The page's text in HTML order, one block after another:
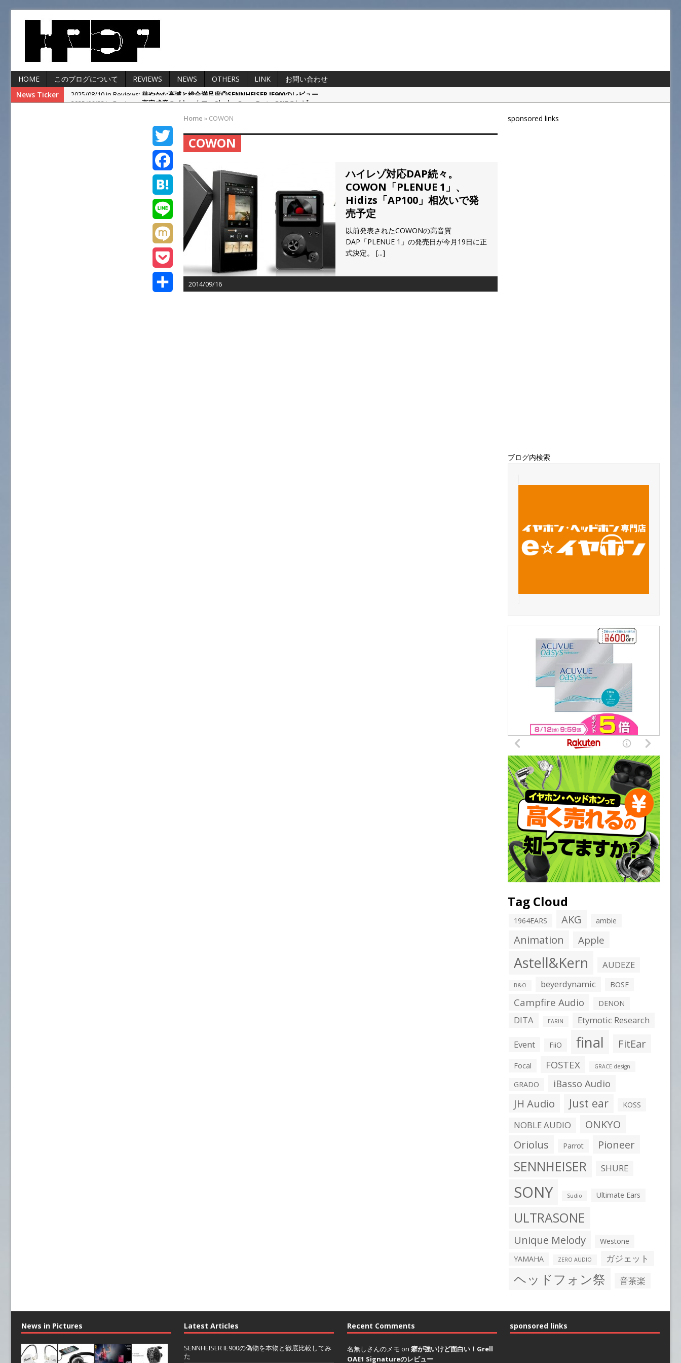
HOME このブログについて REVIEWS NEWS OTHERS LINK
お問い合わせ
News Ticker
2025/06/23 in Reviews: 高完成度のイヤーカフ、Shokz OpenDots ONEのレビュー
ゲオのレトロヘッドホンを本家ポタプロと比較レビュー・・・するまでもなかった
SENNHEISER IE900の偽物を本物と徹底比較してみた
華やかな高域と総合満足度◎SENNHEISER IE900のレビュー
Home » COWON
COWON
ハイレゾ対応DAP続々。
COWON「PLENUE 1」、
Hidizs「AP100」相次いで発
売予定
以前発表されたCOWONの高音質
DAP「PLENUE 1」の発売日が今月19日に正
式決定。 [...]
2014/09/16
T
w
i
t
e
r
F
a
c
e
b
o
H
a
t
e
L
i
n
e
M
i
x
P
sponsored links
ブログ内検索
Tag Cloud
1964EARS AKG ambie
Animation Apple
Astell&Kern AUDEZE
B&O beyerdynamic BOSE
Campfire Audio DENON
DITA EARIN Etymotic Research
Event FiiO final FitEar
Focal FOSTEX GRACE design
GRADO iBasso Audio
JH Audio Just ear KOSS
NOBLE AUDIO
ONKYO
Oriolus
Parrot Pioneer
SENNHEISER SHURE
SONY Sudio Ultimate Ears
ULTRASONE
Unique Melody
Westone
YAMAHA
ZERO AUDIO ガジェット
ヘッドフォン祭 音茶楽
News in Pictures Latest Articles
SENNHEISER IE900の偽物を本物と徹底比較してみ
た
Recent Comments
名無しさんのメモ on 癖が強いけど面白い！Grell
OAE1 Signatureのレビュー
sponsored links